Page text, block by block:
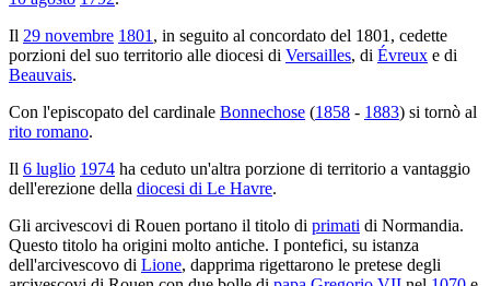
Il 29 novembre 1801 , in seguito al concordato del 1801, cedette
porzioni del suo territorio alle diocesi di Versailles, di Évreux e di
Beauvais.
Con l'episcopato del cardinale Bonnechose (1858 - 1883) si tornò al
rito romano.
Il 6 luglio 1974 ha ceduto un'altra porzione di territorio a vantaggio
dell'erezione della diocesi di Le Havre.
Gli arcivescovi di Rouen portano il titolo di primati di Normandia.
Questo titolo ha origini molto antiche. I pontefici, su istanza
dell'arcivescovo di Lione, dapprima rigettarono le pretese degli